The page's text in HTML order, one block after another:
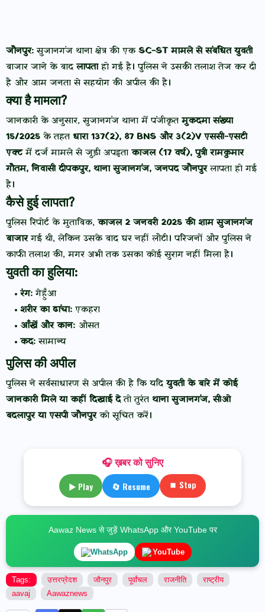
जौनपुर: सुजानगंज थाना क्षेत्र की एक SC-ST मामले से संबंधित युवती
बाजार जाने के बाद लापताहो गई है। पुलिस ने उसकी तलाश तेज कर दी
है और आम जनता से सहयोग की अपील की है।
क्या है मामला?
जानकारी के अनुसार, सुजानगंज थाना में पंजीकृत मुकदमा संख्या
15/2025 के तहत धारा 137(2), 87 BNS और 3(2)V एससी-एसटी
एक्टमें दर्ज मामले से जुड़ी अपहृता काजल (17 वर्ष), पुत्री रामकुमार
गौतम, निवासी दीपकपुर, थाना सुजानगंज, जनपद जौनपुरलापता हो गई
है।
कैसे हुई लापता?
पुलिस रिपोर्ट के मुताबिक, काजल 2 जनवरी 2025 की शाम सुजानगंज
बाजारगई थी, लेकिन उसके बाद घर नहीं लौटी। परिजनों और पुलिस ने
काफी तलाश की, मगर अभी तक उसका कोई सुराग नहीं मिला है।
युवती का हुलिया:
रंग: गेहुँआ
शरीर का ढांचा: एकहरा
आँखें और कान: औसत
कद: सामान्य
पुलिस की अपील
पुलिस ने सर्वसाधारण से अपील की है कि यदि युवती के बारे में कोई
जानकारी मिले या कहीं दिखाई देतो तुरंत थाना सुजानगंज, सीओ
बदलापुर या एसपी जौनपुरको सूचित करें।
🎧 ख़बर को सुनिए
▶ Play 🔄 Resume ⏹ Stop
Aawaz News से जुड़ें WhatsApp और YouTube पर
WhatsApp YouTube
Tags: उत्तरप्रेदश जौनपुर पूर्वांचल राजनीति
राष्ट्रीय
aavaj
Aawaznews